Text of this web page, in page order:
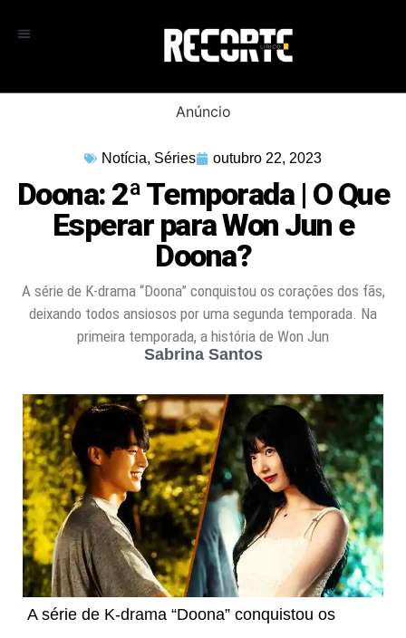
Anúncio
Notícia, Séries outubro 22, 2023
Doona: 2ª Temporada | O Que
Esperar para Won Jun e
Doona?
A série de K-drama “Doona” conquistou os corações dos fãs,
deixando todos ansiosos por uma segunda temporada. Na
primeira temporada, a história de Won Jun
Sabrina Santos
A série de K-drama “Doona” conquistou os